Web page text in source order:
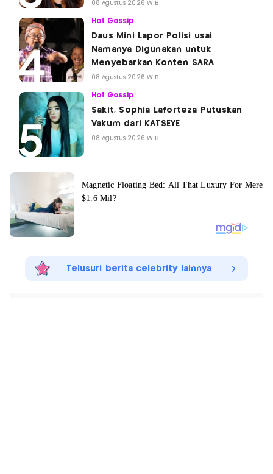
08 Agustus 2026 WIB
Hot Gossip
Daus Mini Lapor Polisi usai
Namanya Digunakan untuk
Menyebarkan Konten SARA
08 Agustus 2026 WIB
Hot Gossip
Sakit, Sophia Laforteza Putuskan
Vakum dari KATSEYE
08 Agustus 2026 WIB
Telusuri berita celebrity lainnya